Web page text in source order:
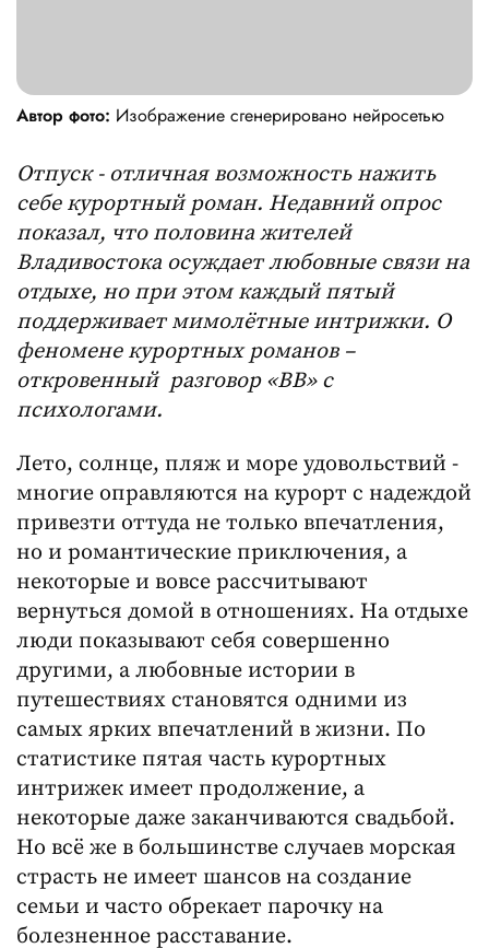
Автор фото: Изображение сгенерировано нейросетью
Отпуск - отличная возможность нажить
себе курортный роман. Недавний опрос
показал, что половина жителей
Владивостока осуждает любовные связи на
отдыхе, но при этом каждый пятый
поддерживает мимолётные интрижки. О
феномене курортных романов –
откровенный разговор «ВВ» с
психологами.
Лето, солнце, пляж и море удовольствий -
многие оправляются на курорт с надеждой
привезти оттуда не только впечатления,
но и романтические приключения, а
некоторые и вовсе рассчитывают
вернуться домой в отношениях. На отдыхе
люди показывают себя совершенно
другими, а любовные истории в
путешествиях становятся одними из
самых ярких впечатлений в жизни. По
статистике пятая часть курортных
интрижек имеет продолжение, а
некоторые даже заканчиваются свадьбой.
Но всё же в большинстве случаев морская
страсть не имеет шансов на создание
семьи и часто обрекает парочку на
болезненное расставание.